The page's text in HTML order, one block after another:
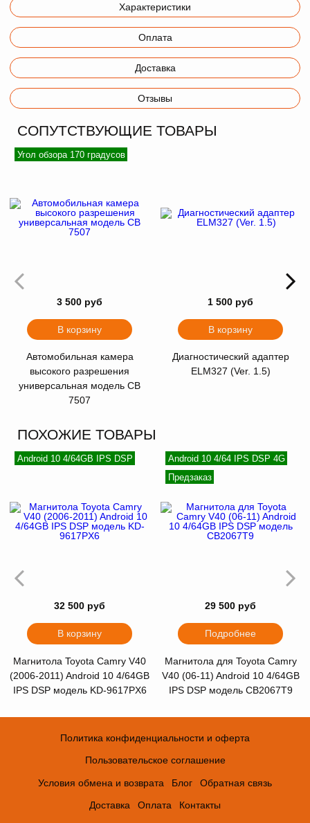
Характеристики
Оплата
Доставка
Отзывы
СОПУТСТВУЮЩИЕ ТОВАРЫ
Угол обзора 170 градусов
3 500 руб
В корзину
Автомобильная камера
высокого разрешения
универсальная модель CB
7507
1 500 руб
В корзину
Диагностический адаптер
ELM327 (Ver. 1.5)
ПОХОЖИЕ ТОВАРЫ
Android 10 4/64GB IPS DSP
32 500 руб
В корзину
Магнитола Toyota Camry V40
(2006-2011) Android 10 4/64GB
IPS DSP модель KD-9617PX6
Android 10 4/64 IPS DSP 4G
Предзаказ
29 500 руб
Подробнее
Магнитола для Toyota Camry
V40 (06-11) Android 10 4/64GB
IPS DSP модель CB2067T9
Политика конфиденциальности и оферта
Пользовательское соглашение
Условия обмена и возврата Блог Обратная связь
Доставка Оплата Контакты